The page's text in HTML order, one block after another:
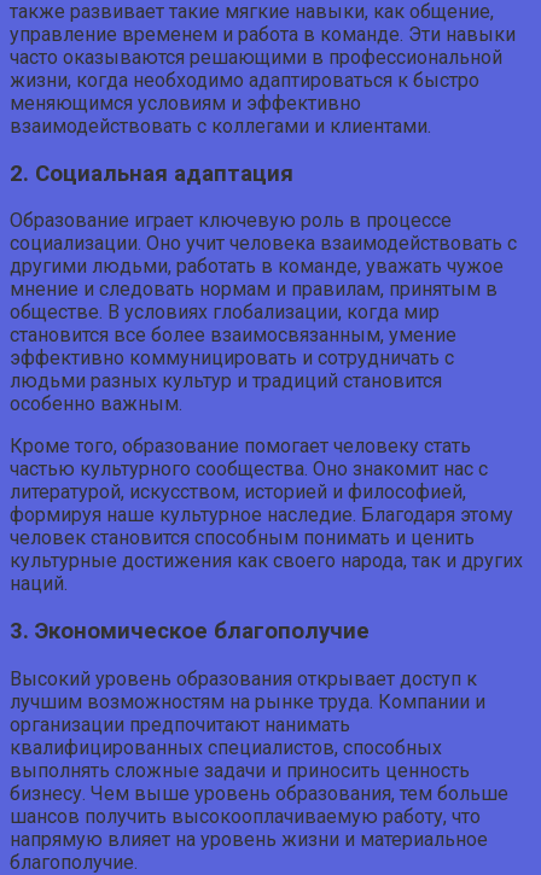
также развивает такие мягкие навыки, как общение,
управление временем и работа в команде. Эти навыки
часто оказываются решающими в профессиональной
жизни, когда необходимо адаптироваться к быстро
меняющимся условиям и эффективно
взаимодействовать с коллегами и клиентами.
2. Социальная адаптация
Образование играет ключевую роль в процессе
социализации. Оно учит человека взаимодействовать с
другими людьми, работать в команде, уважать чужое
мнение и следовать нормам и правилам, принятым в
обществе. В условиях глобализации, когда мир
становится все более взаимосвязанным, умение
эффективно коммуницировать и сотрудничать с
людьми разных культур и традиций становится
особенно важным.
Кроме того, образование помогает человеку стать
частью культурного сообщества. Оно знакомит нас с
литературой, искусством, историей и философией,
формируя наше культурное наследие. Благодаря этому
человек становится способным понимать и ценить
культурные достижения как своего народа, так и других
наций.
3. Экономическое благополучие
Высокий уровень образования открывает доступ к
лучшим возможностям на рынке труда. Компании и
организации предпочитают нанимать
квалифицированных специалистов, способных
выполнять сложные задачи и приносить ценность
бизнесу. Чем выше уровень образования, тем больше
шансов получить высокооплачиваемую работу, что
напрямую влияет на уровень жизни и материальное
благополучие.